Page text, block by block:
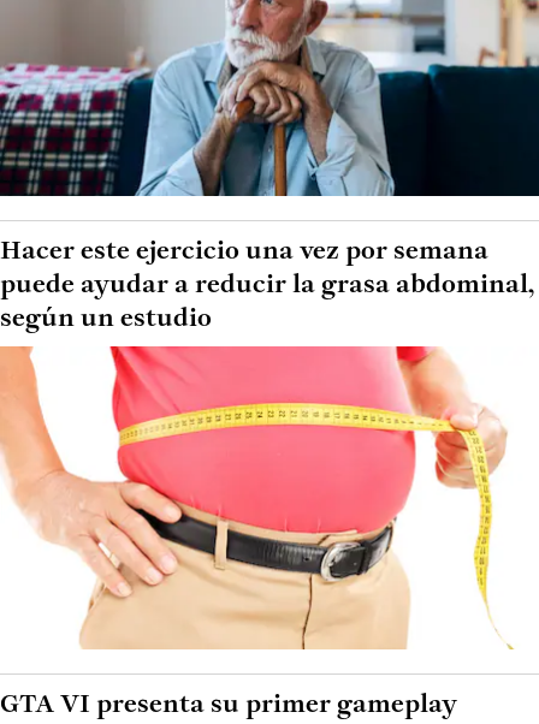
Hacer este ejercicio una vez por semana
puede ayudar a reducir la grasa abdominal,
según un estudio
GTA VI presenta su primer gameplay